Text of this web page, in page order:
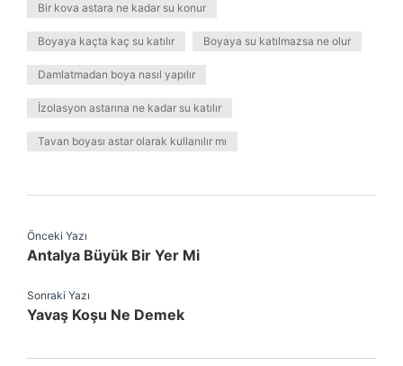
Bir kova astara ne kadar su konur
Boyaya kaçta kaç su katılır Boyaya su katılmazsa ne olur
Damlatmadan boya nasıl yapılır
İzolasyon astarına ne kadar su katılır
Tavan boyası astar olarak kullanılır mı
Önceki Yazı
Antalya Büyük Bir Yer Mi
Sonraki Yazı
Yavaş Koşu Ne Demek